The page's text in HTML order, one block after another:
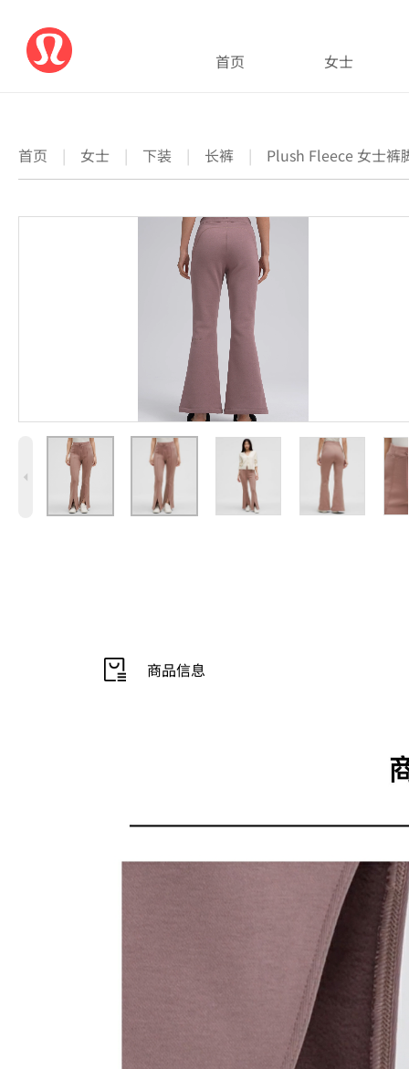
首页 女士
首页 | 女士 | 下装 | 长裤 | Plush Fleece 女士裤
4
商品信息